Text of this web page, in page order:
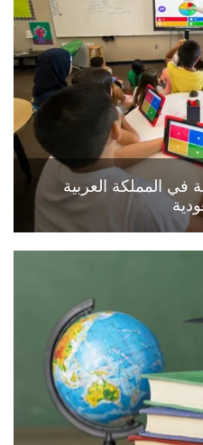
المملكة العربية